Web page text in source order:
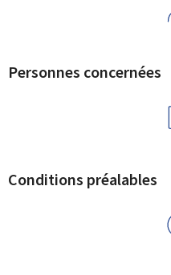
Personnes concernées
Conditions préalables